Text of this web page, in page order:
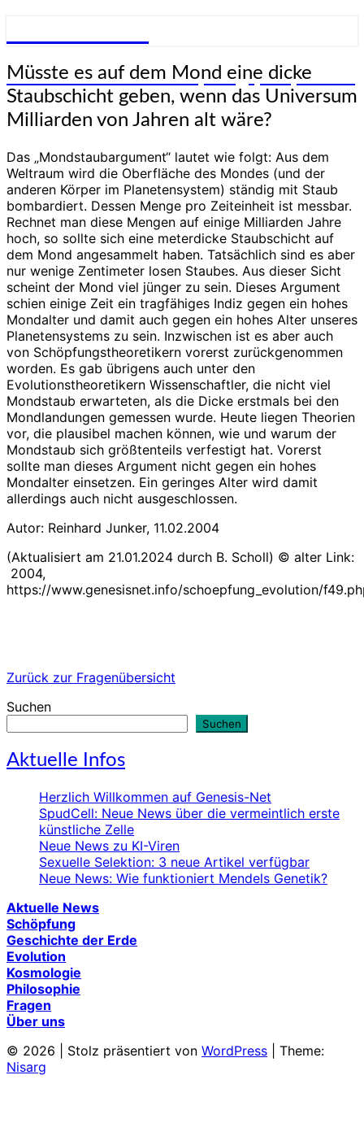
Wissenschaft aus Schöpfungsperspektive
Müsste
es
auf
dem
eine
dicke
Staubschicht
geben,
wenn
das
Universum
Milliarden
von
Jahren
alt
wäre?
Müsste es auf dem Mond eine dicke
Staubschicht geben, wenn das Universum
Milliarden von Jahren alt wäre?
Das „Mondstaubargument“ lautet wie folgt: Aus dem
Weltraum wird die Oberfläche des Mondes (und der
anderen Körper im Planetensystem) ständig mit Staub
bombardiert. Dessen Menge pro Zeiteinheit ist messbar.
Rechnet man diese Mengen auf einige Milliarden Jahre
hoch, so sollte sich eine meterdicke Staubschicht auf
dem Mond angesammelt haben. Tatsächlich sind es aber
nur wenige Zentimeter losen Staubes. Aus dieser Sicht
scheint der Mond viel jünger zu sein. Dieses Argument
schien einige Zeit ein tragfähiges Indiz gegen ein hohes
Mondalter und damit auch gegen ein hohes Alter unseres
Planetensystems zu sein. Inzwischen ist es aber auch
von Schöpfungstheoretikern vorerst zurückgenommen
worden. Es gab übrigens auch unter den
Evolutionstheoretikern Wissenschaftler, die nicht viel
Mondstaub erwarteten, als die Dicke erstmals bei den
Mondlandungen gemessen wurde. Heute liegen Theorien
vor, die plausibel machen können, wie und warum der
Mondstaub sich größtenteils verfestigt hat. Vorerst
sollte man dieses Argument nicht gegen ein hohes
Mondalter einsetzen. Ein geringes Alter wird damit
allerdings auch nicht ausgeschlossen.
Autor: Reinhard Junker, 11.02.2004
(Aktualisiert am 21.01.2024 durch B. Scholl) © alter Link:
2004,
https://www.genesisnet.info/schoepfung_evolution/
Zurück zur Fragenübersicht
Suchen
Suchen
Aktuelle Infos
Herzlich Willkommen auf Genesis-Net
SpudCell: Neue News über die vermeintlich erste
künstliche Zelle
Neue News zu KI-Viren
Sexuelle Selektion: 3 neue Artikel verfügbar
Neue News: Wie funktioniert Mendels Genetik?
Aktuelle News
Schöpfung
Geschichte der Erde
Evolution
Kosmologie
Philosophie
Fragen
Über uns
© 2026
Stolz präsentiert von WordPress
Theme:
Nisarg